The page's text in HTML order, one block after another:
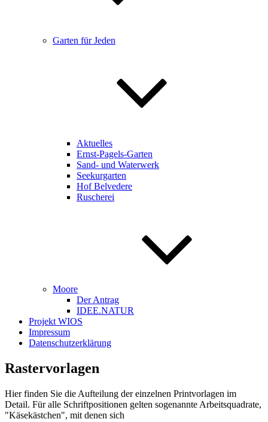
Garten für Jeden
Aktuelles
Ernst-Pagels-Garten
Sand- und Waterwerk
Seekurgarten
Hof Belvedere
Ruscherei
Moore
Der Antrag
IDEE.NATUR
Projekt WIOS
Impressum
Datenschutzerklärung
Rastervorlagen
Hier finden Sie die Aufteilung der einzelnen Printvorlagen im
Detail. Für alle Schriftpositionen gelten sogenannte Arbeitsquadrate,
"Käsekästchen", mit denen sich